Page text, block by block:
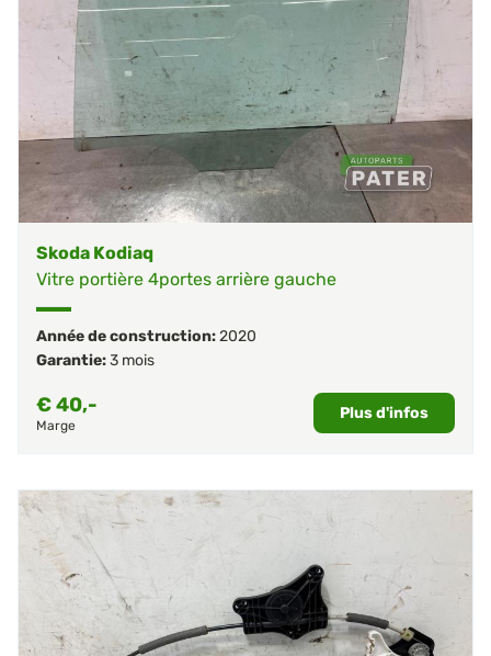
Skoda Kodiaq
Vitre portière 4portes arrière gauche
Année de construction:2020
Garantie:3 mois
€40,-
Marge
Plus d'infos